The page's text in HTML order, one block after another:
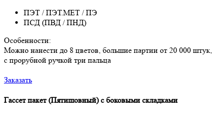
ПЭТ / ПЭТ.МЕТ / ПЭ
ПСД (ПВД / ПНД)
Особенности:
Можно нанести до 8 цветов, большие партии от 20 000 штук,
с прорубной ручкой три пальца
Заказать
Гассет пакет (Пятишовный) с боковыми складками